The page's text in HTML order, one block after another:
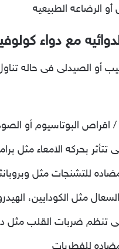
أو الرضاعه الطبيعيه
مع دواء
أو الصيدلى فى حاله
اقراص البوتاسيوم أو
تتأثر بحركه الامعاء مثل
للتشنجات مثل
مثل الكودايين،
تنظم ضربات القلب مثل